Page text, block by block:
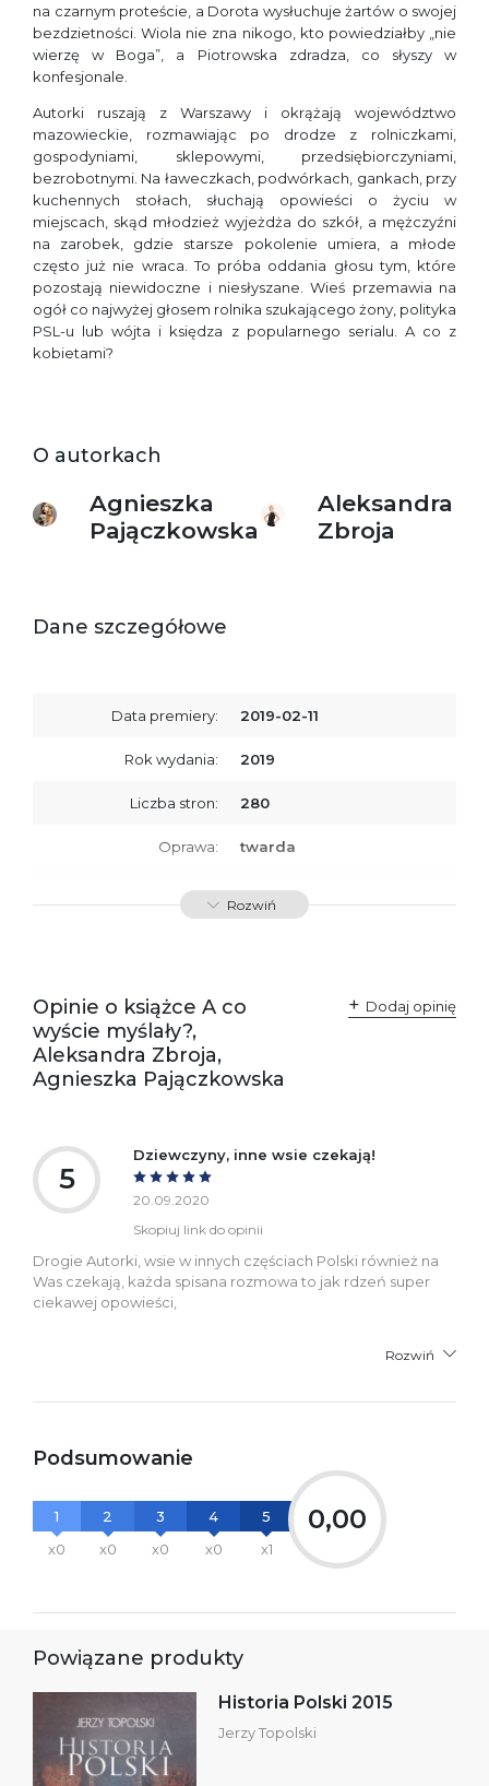
na czarnym proteście, a Dorota wysłuchuje żartów o swojej
bezdzietności. Wiola nie zna nikogo, kto powiedziałby „nie
wierzę w Boga”, a Piotrowska zdradza, co słyszy w
konfesjonale.
Autorki ruszają z Warszawy i okrążają województwo
mazowieckie, rozmawiając po drodze z rolniczkami,
gospodyniami, sklepowymi, przedsiębiorczyniami,
bezrobotnymi. Na ławeczkach, podwórkach, gankach, przy
kuchennych stołach, słuchają opowieści o życiu w
miejscach, skąd młodzież wyjeżdża do szkół, a mężczyźni
na zarobek, gdzie starsze pokolenie umiera, a młode
często już nie wraca. To próba oddania głosu tym, które
pozostają niewidoczne i niesłyszane. Wieś przemawia na
ogół co najwyżej głosem rolnika szukającego żony, polityka
PSL-u lub wójta i księdza z popularnego serialu. A co z
kobietami?
O autorkach
Agnieszka
Pajączkowska
Aleksandra
Zbroja
Dane szczegółowe
Data premiery: 2019-02-11
Rok wydania: 2019
Liczba stron: 280
Oprawa: twarda
ISBN 9788379761432
odpowiedzialne za
zgodność produktu z
przepisami:
ul. Fredry 8
+48 61 623 38 38
informacje dotyczące
bezpieczeństwa:
Rozwiń
Opinie o książce A co
wyście myślały?,
Aleksandra Zbroja,
Agnieszka Pajączkowska
Dodaj opinię
5
Dziewczyny, inne wsie czekają!
20.09.2020
Skopiuj link do opinii
Drogie Autorki, wsie w innych częściach Polski również na
Was czekają, każda spisana rozmowa to jak rdzeń super
ciekawej opowieści,
Rozwiń
Podsumowanie
1
x0
2
x0
3
x0
4
x0
5
x1
0,00
Powiązane produkty
Historia Polski 2015
Jerzy Topolski